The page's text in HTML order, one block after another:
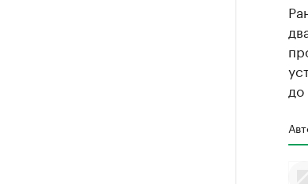
до